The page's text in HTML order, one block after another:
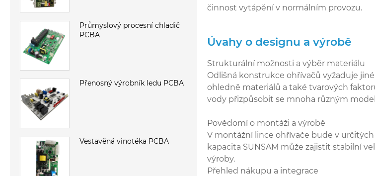
Průmyslový procesní chladič
PCBA
Přenosný výrobník ledu PCBA
Vestavěná vinotéka PCBA
činnost vytápění v normálním provozu.
Úvahy o designu a výrobě
Strukturální možnosti a výběr materiálu
Odlišná konstrukce ohřívačů vyžaduje
ohledně materiálů a také tvarových
vody přizpůsobit se mnoha různým
Povědomí o montáži a výrobě
V montážní lince ohřívače bude v
kapacita SUNSAM může zajistit stabilní
výroby.
Přehled nákupu a integrace